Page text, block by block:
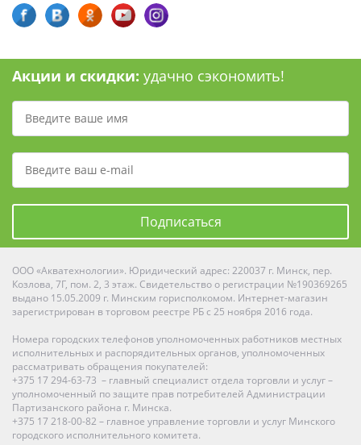
Акции и скидки: удачно сэкономить!
Подписаться
ООО «Акватехнологии». Юридический адрес: 220037 г. Минск, пер.
Козлова, 7Г, пом. 2, 3 этаж. Свидетельство о регистрации №190369265
выдано 15.05.2009 г. Минским горисполкомом. Интернет-магазин
зарегистрирован в торговом реестре РБ с 25 ноября 2016 года.
Номера городских телефонов уполномоченных работников местных
исполнительных и распорядительных органов, уполномоченных
рассматривать обращения покупателей:
+375 17 294-63-73 – главный специалист отдела торговли и услуг –
уполномоченный по защите прав потребителей Администрации
Партизанского района г. Минска.
+375 17 218-00-82 – главное управление торговли и услуг Минского
городского исполнительного комитета.